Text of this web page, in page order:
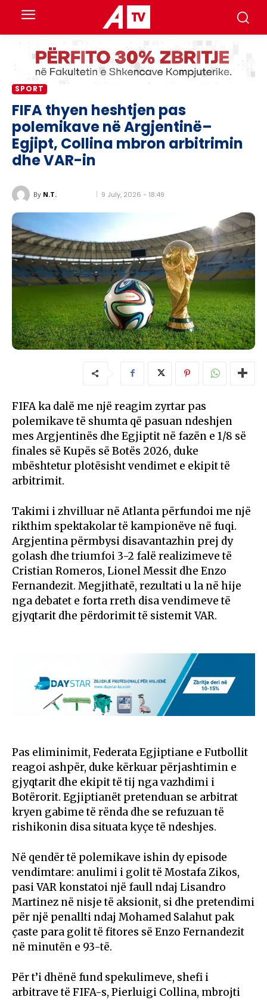
SPORT
FIFA thyen heshtjen pas
polemikave në Argjentinë–
Egjipt, Collina mbron arbitrimin
dhe VAR-in
By N.T. 9 July, 2026 - 18:49
FIFA ka dalë me një reagim zyrtar pas
polemikave të shumta që pasuan ndeshjen
mes Argjentinës dhe Egjiptit në fazën e 1/8 së
finales së Kupës së Botës 2026, duke
mbështetur plotësisht vendimet e ekipit të
arbitrimit.
Takimi i zhvilluar në Atlanta përfundoi me një
rikthim spektakolar të kampionëve në fuqi.
Argjentina përmbysi disavantazhin prej dy
golash dhe triumfoi 3-2 falë realizimeve të
Cristian Romeros, Lionel Messit dhe Enzo
Fernandezit. Megjithatë, rezultati u la në hije
nga debatet e forta rreth disa vendimeve të
gjyqtarit dhe përdorimit të sistemit VAR.
Pas eliminimit, Federata Egjiptiane e Futbollit
reagoi ashpër, duke kërkuar përjashtimin e
gjyqtarit dhe ekipit të tij nga vazhdimi i
Botërorit. Egjiptianët pretenduan se arbitrat
kryen gabime të rënda dhe se refuzuan të
rishikonin disa situata kyçe të ndeshjes.
Në qendër të polemikave ishin dy episode
vendimtare: anulimi i golit të Mostafa Zikos,
pasi VAR konstatoi një faull ndaj Lisandro
Martinez në nisje të aksionit, si dhe pretendimi
për një penallti ndaj Mohamed Salahut pak
çaste para golit të fitores së Enzo Fernandezit
në minutën e 93-të.
Për t’i dhënë fund spekulimeve, shefi i
arbitrave të FIFA-s, Pierluigi Collina, mbrojti